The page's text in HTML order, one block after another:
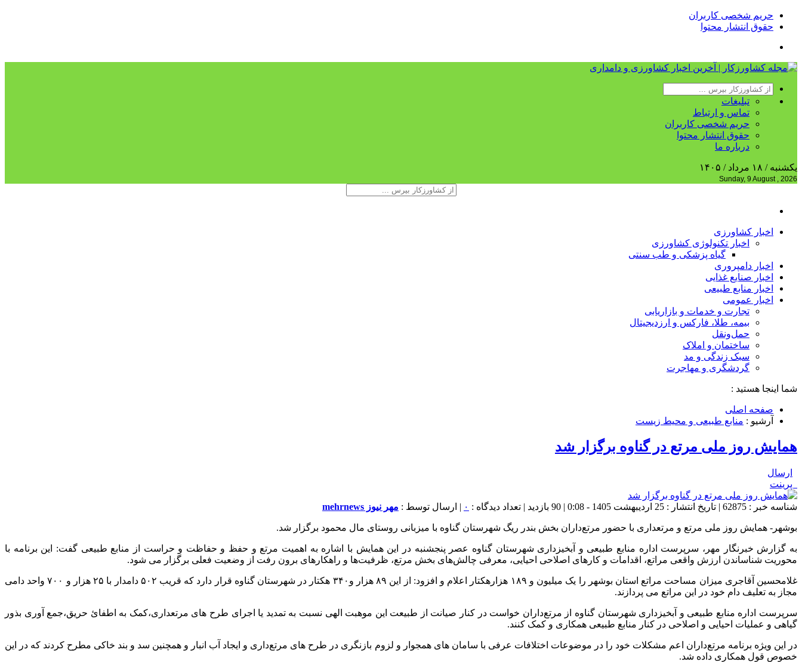
حریم شخصی کاربران
حقوق انتشار محتوا
تبلیغات
تماس و ارتباط
حریم شخصی کاربران
حقوق انتشار محتوا
درباره ما
یکشنبه / ۱۸ مرداد / ۱۴۰۵
Sunday, 9 August , 2026
اخبار کشاورزی
اخبار تکنولوژی کشاورزی
گیاه پزشکی و طب سنتی
اخبار دامپروری
اخبار صنایع غذایی
اخبار منابع طبیعی
اخبار عمومی
تجارت و خدمات و بازاریابی
بیمه، طلا، فارکس و ارزدیجیتال
حمل‌و‌نقل
ساختمان و املاک
سبک زندگی و مد
گردشگری و مهاجرت
شما اینجا هستید :
صفحه اصلی
آرشیو : منابع طبیعی و محیط زیست
همایش روز ملی مرتع در گناوه برگزار شد
ارسال
پرینت
شناسه خبر : 62875 | تاریخ انتشار : 25 اردیبهشت 1405 - 0:08 | 90 بازدید | تعداد دیدگاه : ۰ | ارسال توسط : مهر نیوز mehrnews
بوشهر- همایش روز ملی مرتع و مرتعداری با حضور مرتع‌داران بخش بندر ریگ شهرستان گناوه با میزبانی روستای مال محمود برگزار شد.
به گزارش خبرنگار مهر، سرپرست اداره منابع طبیعی و آبخیزداری شهرستان گناوه عصر پنجشنبه در این همایش با اشاره به اهمیت مرتع و حفظ و حفاظت و حراست از منابع طبیعی گفت: این برنامه با
محوریت شناساندن ارزش واقعی مراتع، اقدامات و کارهای اصلاحی احیایی، معرفی چالش‌های بخش مرتع، ظرفیت‌ها و راهکارهای برون رفت از وضعیت فعلی برگزار می شود.
غلامحسین آقاجری میزان مساحت مراتع استان بوشهر را یک میلیون و ۱۸۹ هزارهکتار اعلام و افزود: از این ۸۹ هزار و۳۴۰ هکتار در شهرستان گناوه قرار دارد که قریب ۵۰۲ دامدار با ۲۵ هزار و ۷۰۰ واحد دامی
مجاز به تعلیف دام خود در این مراتع می پردازند.
سرپرست اداره منابع طبیعی و آبخیزداری شهرستان گناوه از مرتع‌داران خواست در کنار صیانت از طبیعت این موهبت الهی نسبت به تمدید یا اجرای طرح های مرتعداری،کمک به اطفائ حریق،جمع آوری بذور
گیاهی و عملیات احیایی و اصلاحی در کنار منابع طبیعی همکاری و کمک کنند.
در این ویژه برنامه مرتع‌داران اعم مشکلات خود را در موضوعات اختلافات عرفی با سامان های همجوار و لزوم بازنگری در طرح های مرتع‌داری و ایجاد آب انبار و همچنین سد و بند خاکی مطرح کردند که در این
خصوص قول همکاری داده شد.